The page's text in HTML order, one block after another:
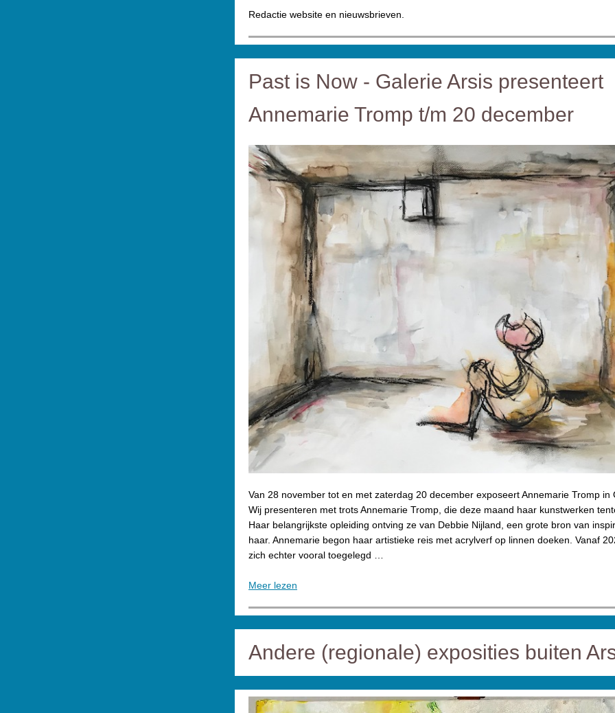
Redactie website en nieuwsbrieven.
Past is Now - Galerie Arsis presenteert
Annemarie Tromp t/m 20 december
Van 28 november tot en met zaterdag 20 december exposeert Annemarie Tromp in
Wij presenteren met trots Annemarie Tromp, die deze maand haar kunstwerken
Haar belangrijkste opleiding ontving ze van Debbie Nijland, een grote bron van
haar. Annemarie begon haar artistieke reis met acrylverf op linnen doeken. Vanaf
zich echter vooral toegelegd …
Meer lezen
Andere (regionale) exposities buiten